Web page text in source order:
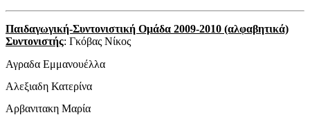
Παιδαγωγική-Συντονιστική Ομάδα 2009-2010 (αλφαβητικά)
Συντονιστής: Γκόβας Νίκος
Αγραδα Εμμανουέλλα
Αλεξιαδη Κατερίνα
Αρβανιτακη Μαρία